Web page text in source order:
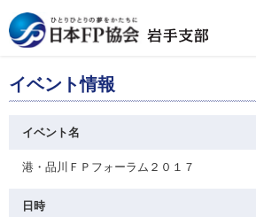
イベント情報
イベント名
港・品川ＦＰフォーラム２０１７
日時